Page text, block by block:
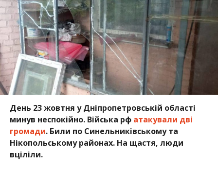
День 23 жовтня у Дніпропетровській області
минув неспокійно. Війська рф атакували дві
громади. Били по Синельниківському та
Нікопольському районах. На щастя, люди
вціліли.